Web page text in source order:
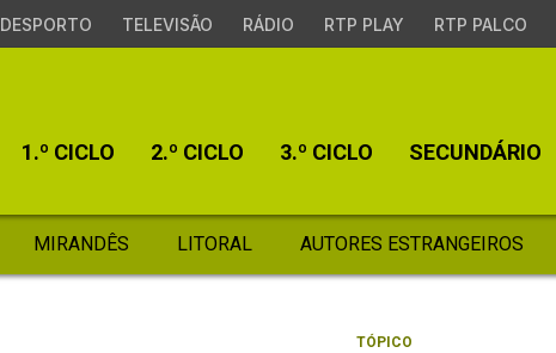
DESPORTO TELEVISÃO RÁDIO RTP PLAY RTP PALCO
1.º CICLO 2.º CICLO 3.º CICLO SECUNDÁRIO
MIRANDÊS LITORAL AUTORES ESTRANGEIROS
TÓPICO